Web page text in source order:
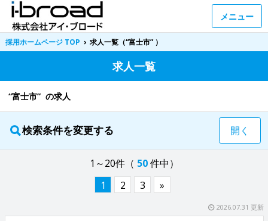
メニュー
採用ホームページ TOP › 求人一覧（“富士市” ）
求人一覧
“富士市” の求人
検索条件を変更する 開く
1～20件（ 50 件中）
1
2 3 »
2026.07.31 更新